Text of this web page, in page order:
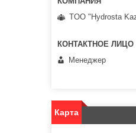
TOO "Hydrosta
Менеджер
Карта